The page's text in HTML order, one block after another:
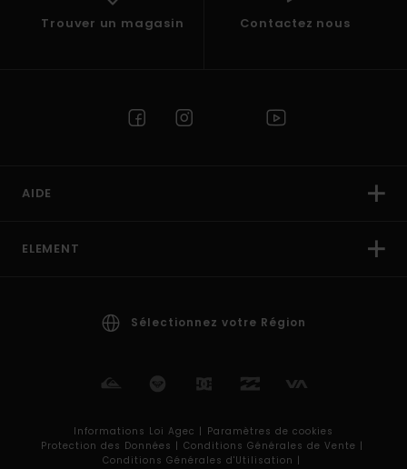
Trouver un magasin Contactez nous
AIDE
ELEMENT
Sélectionnez votre Région
Informations Loi Agec | Paramètres de cookies
Protection des Données | Conditions Générales de Vente |
Conditions Générales d'Utilisation |